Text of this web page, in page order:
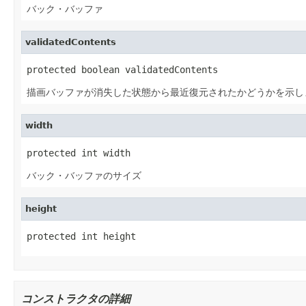
バック・バッファ
validatedContents
protected boolean validatedContents
描画バッファが消失した状態から最近復元されたかどうかを示
width
protected int width
バック・バッファのサイズ
height
protected int height
コンストラクタの詳細